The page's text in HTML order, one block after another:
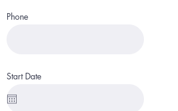
Phone
Start Date